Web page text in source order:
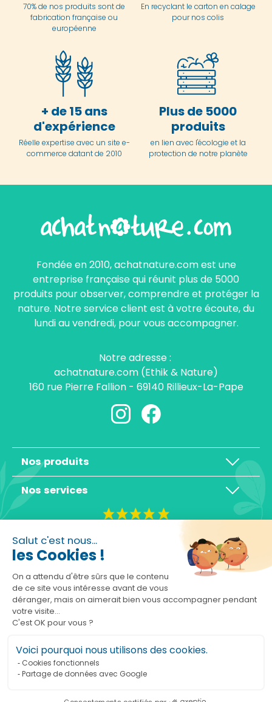
Salut c'est nous...
les Cookies !
On a attendu d'être sûrs que le contenu
de ce site vous intéresse avant de vous
déranger, mais on aimerait bien vous accompagner pendant
votre visite...
C'est OK pour vous ?
Voici pourquoi nous utilisons des cookies.
Cookies fonctionnels
Partage de données avec Google
70% de nos produits sont de
fabrication française ou
européenne
En recyclant le carton en calage
pour nos colis
+ de 15 ans
d'expérience
Réelle expertise avec un site e-
commerce datant de 2010
Plus de 5000
produits
en lien avec l'écologie et la
protection de notre planète
Fondée en 2010, achatnature.com est une
entreprise française qui réunit plus de 5000
produits pour observer, comprendre et protéger la
nature. Notre service client est à votre écoute, du
lundi au vendredi, pour vous accompagner.
Notre adresse :
achatnature.com (Ethik & Nature)
160 rue Pierre Fallion - 69140 Rillieux-La-Pape
Nos produits
Nos services